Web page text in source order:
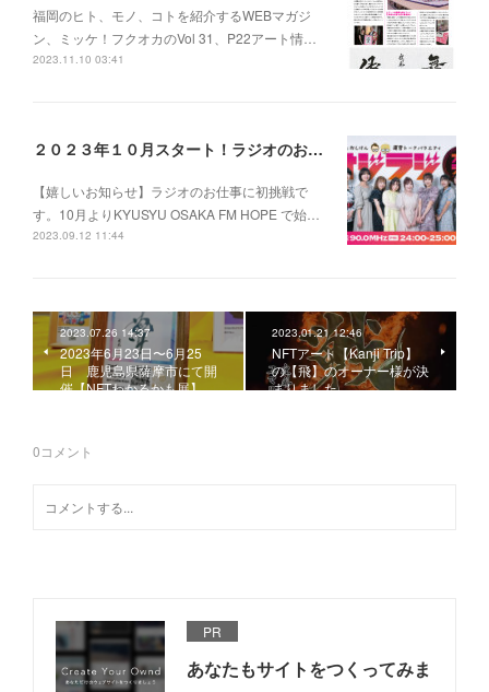
福岡のヒト、モノ、コトを紹介するWEBマガジ
ン、ミッケ！フクオカのVol 31、P22アート情…
2023.11.10 03:41
２０２３年１０月スタート！ラジオのお仕事に挑戦します！
【嬉しいお知らせ】ラジオのお仕事に初挑戦で
す。10月よりKYUSYU OSAKA FM HOPE で始…
2023.09.12 11:44
2023.07.26 14:37
2023年6月23日〜6月25
日 鹿児島県薩摩市にて開
催【NFTわかるかも展】
2023.01.21 12:46
NFTアート【Kanji Trip】
の【飛】のオーナー様が決
まりました
0コメント
PR
あなたもサイトをつくってみま